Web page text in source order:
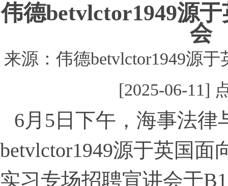
伟德betvlctor1949源
会
来源：伟德betvlctor1949源
[2025-06-11]
6月5日下午，海事法律
betvlctor1949源于英国面
实习专场招聘宣讲会于